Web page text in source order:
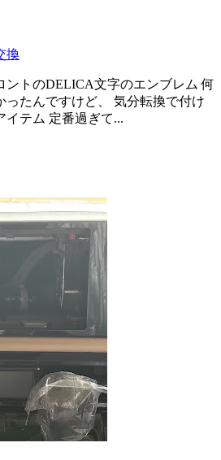
換
ントのDELICA文字のエンブレム 何
ったんですけど、 気分転換で付け
イテム 定番過ぎて...